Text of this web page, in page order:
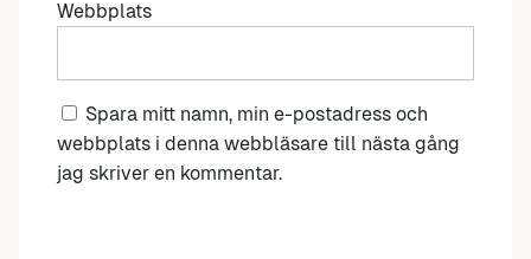
Webbplats
Spara mitt namn, min e-postadress och
webbplats i denna webbläsare till nästa gång
jag skriver en kommentar.